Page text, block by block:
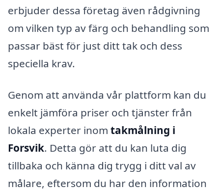
erbjuder dessa företag även rådgivning
om vilken typ av färg och behandling som
passar bäst för just ditt tak och dess
speciella krav.
Genom att använda vår plattform kan du
enkelt jämföra priser och tjänster från
lokala experter inom takmålning i
Forsvik. Detta gör att du kan luta dig
tillbaka och känna dig trygg i ditt val av
målare, eftersom du har den information